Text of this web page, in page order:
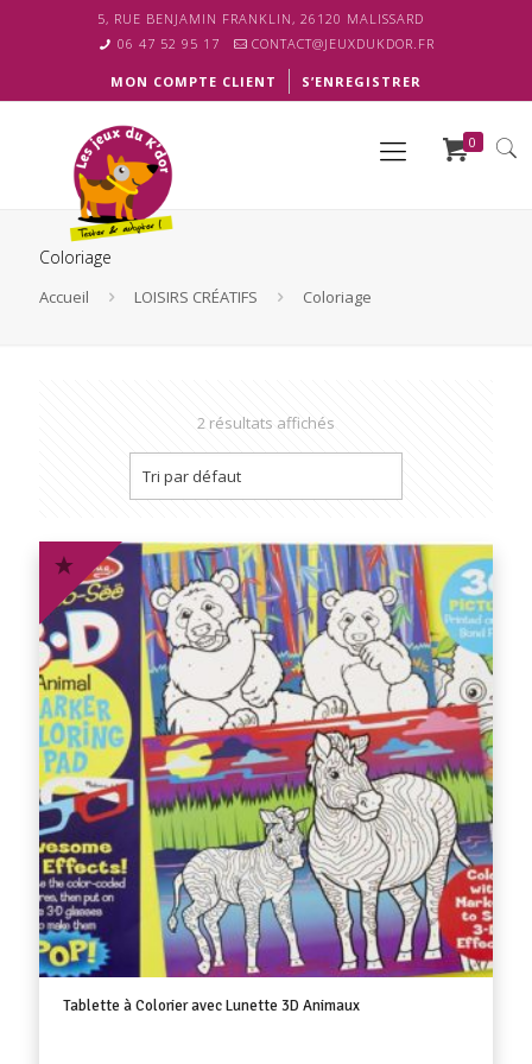
5, RUE BENJAMIN FRANKLIN, 26120 MALISSARD
06 47 52 95 17
CONTACT@JEUXDUKDOR.FR
MON COMPTE CLIENT S’ENREGISTRER
0
Coloriage
Accueil LOISIRS CRÉATIFS Coloriage
2 résultats affichés
Tablette à Colorier avec Lunette 3D Animaux